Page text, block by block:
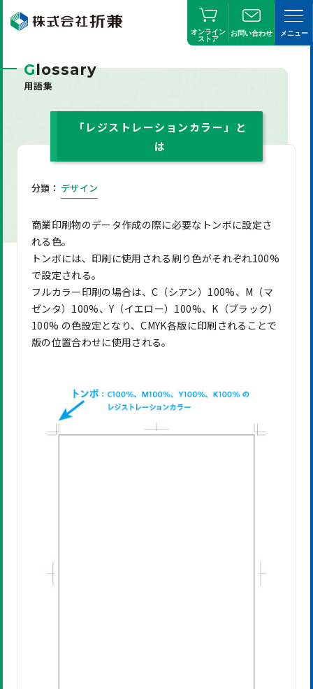
オンライン
ストア
お問い合わせ メニュー
Glossary
用語集
「レジストレーションカラー」と
は
分類： デザイン
商業印刷物のデータ作成の際に必要なトンボに設定さ
れる色。
トンボには、印刷に使用される刷り色がそれぞれ100%
で設定される。
フルカラー印刷の場合は、C（シアン）100%、M（マ
ゼンタ）100%、Y（イエロー）100%、K（ブラック）
100% の色設定となり、CMYK各版に印刷されることで
版の位置合わせに使用される。